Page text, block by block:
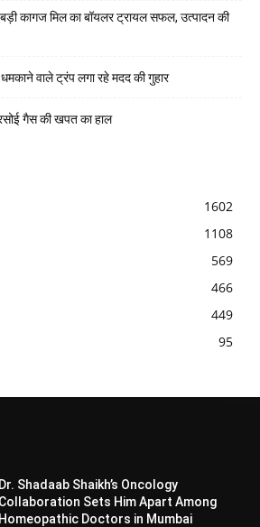
कागज मिल का बॉयलर ट्रायल सफल, उत्पादन की
वाले ट्रंप लगा रहे मदद की गुहार
गैस की खपत का हाल
1602
1108
569
466
449
95
Dr. Shadaab Shaikh’s Oncology
Collaboration Sets Him Apart Among
Homeopathic Doctors in Mumbai